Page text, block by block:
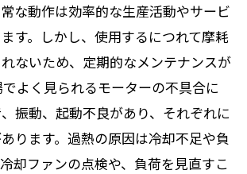
な動作は効率的な生産活動やサービ
す。しかし、使用するにつれて摩耗
ないため、定期的なメンテナンスが
よく見られるモーターの不具合に
振動、起動不良があり、それぞれに
ります。過熱の原因は冷却不足や負
却ファンの点検や、負荷を見直すこ